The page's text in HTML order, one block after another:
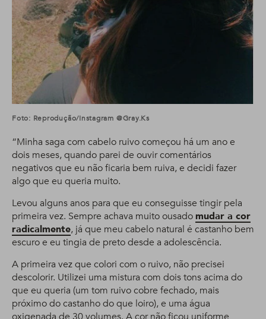
Foto: Reprodução/Instagram @gray.ks
“Minha saga com cabelo ruivo começou há um ano e
dois meses, quando parei de ouvir comentários
negativos que eu não ficaria bem ruiva, e decidi fazer
algo que eu queria muito.
Levou alguns anos para que eu conseguisse tingir pela
primeira vez. Sempre achava muito ousadomudar a cor
radicalmente, já que meu cabelo natural é castanho bem
escuro e eu tingia de preto desde a adolescência.
A primeira vez que colori com o ruivo, não precisei
descolorir. Utilizei uma mistura com dois tons acima do
que eu queria (um tom ruivo cobre fechado, mais
próximo do castanho do que loiro), e uma água